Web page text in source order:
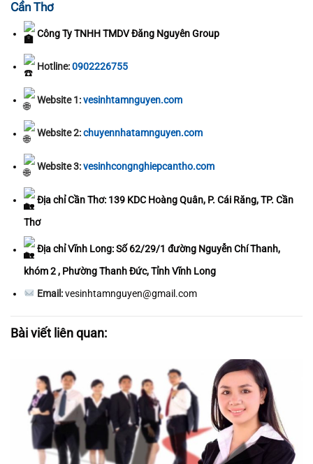
Cần Thơ
Công Ty TNHH TMDV Đăng Nguyên Group
Hotline:0902226755
Website 1:vesinhtamnguyen.com
Website 2:chuyennhatamnguyen.com
Website 3:vesinhcongnghiepcantho.com
Địa chỉ Cần Thơ: 139 KDC Hoàng Quân, P. Cái Răng, TP. Cần
Thơ
Địa chỉ Vĩnh Long: Số 62/29/1 đường Nguyễn Chí Thanh,
khóm 2 , Phường Thanh Đức, Tỉnh Vĩnh Long
Email:vesinhtamnguyen@gmail.com
Bài viết liên quan: